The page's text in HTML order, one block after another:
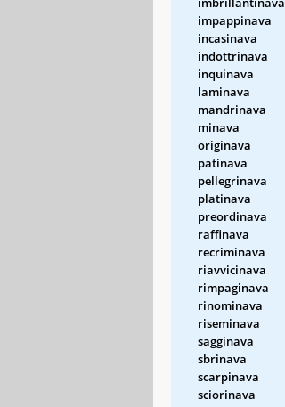
impappinava
incasinava
indottrinava
inquinava
laminava
mandrinava
minava
originava
patinava
pellegrinava
platinava
preordinava
raffinava
recriminava
riavvicinava
rimpaginava
rinominava
riseminava
sagginava
sbrinava
scarpinava
sciorinava